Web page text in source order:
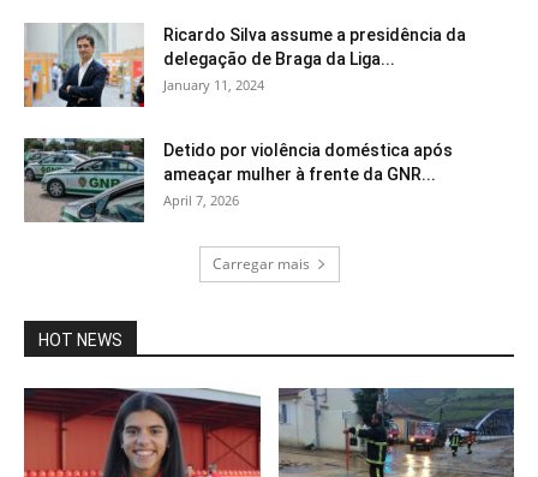
Ricardo Silva assume a presidência da
delegação de Braga da Liga...
January 11, 2024
Detido por violência doméstica após
ameaçar mulher à frente da GNR...
April 7, 2026
Carregar mais
HOT NEWS